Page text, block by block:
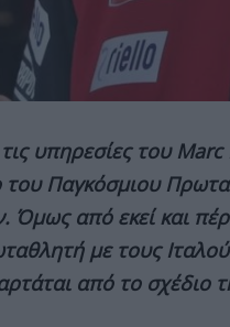
υπηρεσίες του
Παγκόσμιου
Όμως από εκεί και
με τους
από το σχέδιο